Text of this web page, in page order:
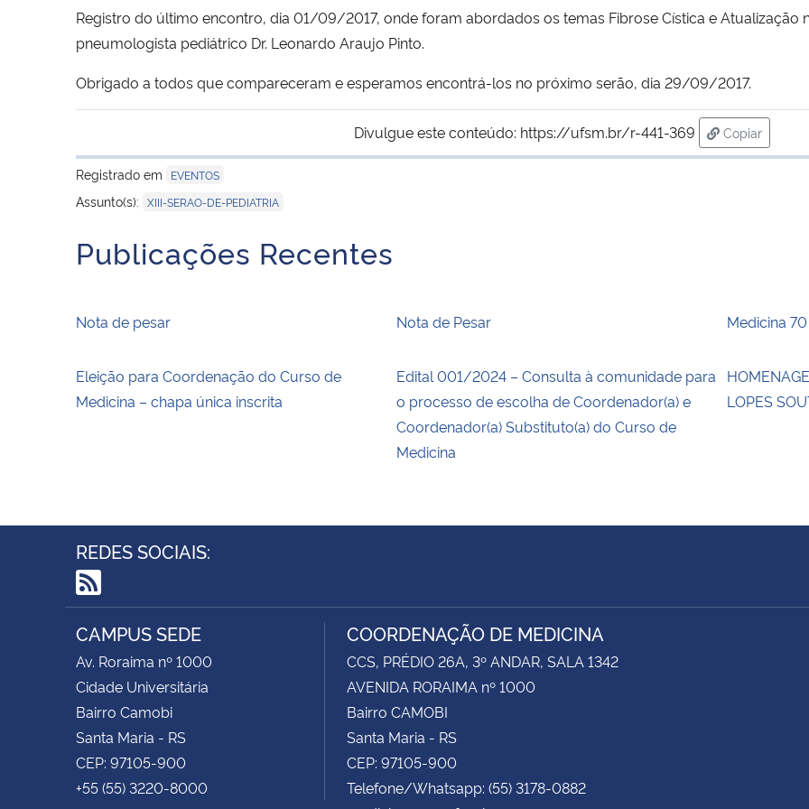
Registro do último encontro, dia 01/09/2017, onde foram abordados os temas Fibrose Cística e Atualização
pneumologista pediátrico Dr. Leonardo Araujo Pinto.
Obrigado a todos que compareceram e esperamos encontrá-los no próximo serão, dia 29/09/2017.
Divulgue este conteúdo: https://ufsm.br/r-441-369
Copiar
para área
Registrado em
EVENTOS
Assunto(s): XIII-SERAO-DE-PEDIATRIA
Publicações Recentes
Nota de pesar Nota de Pesar Medicina
Eleição para Coordenação do Curso de
Medicina – chapa única inscrita
Edital 001/2024 – Consulta à comunidade para
o processo de escolha de Coordenador(a) e
Coordenador(a) Substituto(a) do Curso de
Medicina
LOPES
REDES SOCIAIS:
RSS
CAMPUS SEDE
Av. Roraima nº 1000
Cidade Universitária
Bairro Camobi
Santa Maria - RS
CEP: 97105-900
+55 (55) 3220-8000
COORDENAÇÃO DE MEDICINA
CCS, PRÉDIO 26A, 3º ANDAR, SALA 1342
AVENIDA RORAIMA nº 1000
Bairro CAMOBI
Santa Maria - RS
CEP: 97105-900
Telefone/Whatsapp: (55) 3178-0882